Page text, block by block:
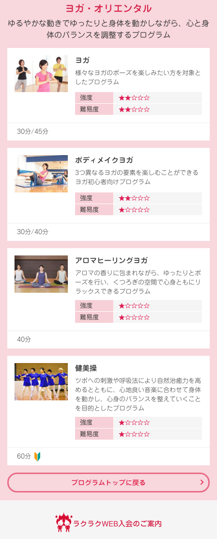
ヨガ・オリエンタル
ゆるやかな動きでゆったりと身体を動かしながら、心と身
体のバランスを調整するプログラム
ヨガ
様々なヨガのポーズを楽しみたい方を対象と
したプログラム
強度
難易度
30分/45分
ボディメイクヨガ
3つ異なるヨガの要素を楽しむことができる
ヨガ初心者向けプログラム
強度
難易度
30分/40分
アロマヒーリングヨガ
アロマの香りに包まれながら、ゆったりとポ
ーズを行い、くつろぎの空間で心身ともにリ
ラックスできるプログラム
強度
難易度
40分
健美操
ツボへの刺激や呼吸法により自然治癒力を高
めるとともに、心地良い音楽に合わせて身体
を動かし、心身のバランスを整えていくこと
を目的としたプログラム
強度
難易度
60分
プログラムトップに戻る
ラクラクWEB入会のご案内